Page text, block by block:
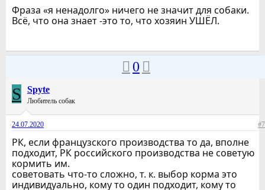
Фраза «я ненадолго» ничего не значит для собаки.
Всё, что она знает -это то, что хозяин УШЁЛ.
0
S Spyte
Любитель собак
24.07.2020 #7
РК, если французского производства то да, вполне
подходит, РК российского производства не советую
кормить им.
советовать что-то сложно, т. к. выбор корма это
индивидуально, кому то один подходит, кому то